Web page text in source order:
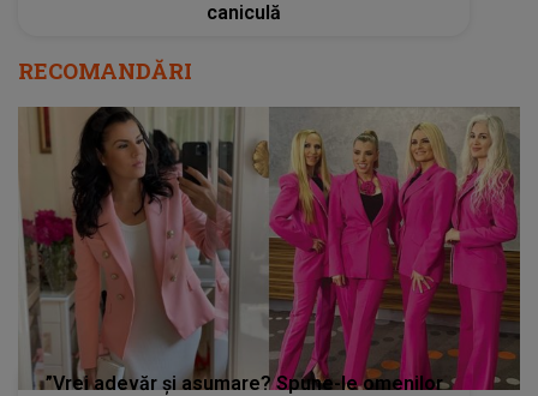
caniculă
RECOMANDĂRI
”Vrei adevăr și asumare? Spune-le omenilor